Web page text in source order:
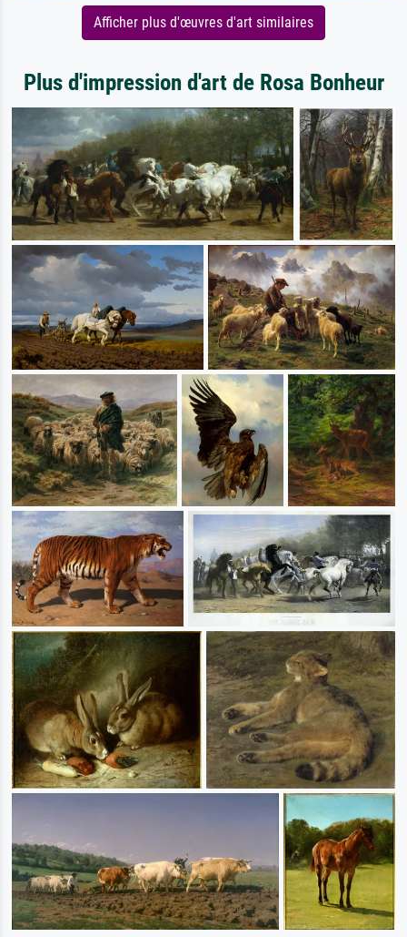
Afficher plus d'œuvres d'art similaires
Plus d'impression d'art de Rosa Bonheur